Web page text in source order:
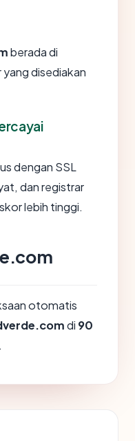
berada di
disediakan
dengan SSL
dan registrar
lebih tinggi.
otomatis
di 90